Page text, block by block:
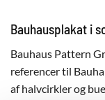
Bauhausplakat i
Bauhaus Pattern
referencer til
af halvcirkler og